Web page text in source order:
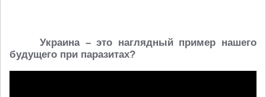
Украина – это наглядный пример нашего
будущего при паразитах?